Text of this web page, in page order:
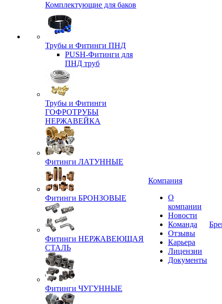
Комплектующие для баков
Трубы и Фитинги ПНД
PUSH-Фитинги для
ПНД труб
Трубы и Фитинги
ГОФРОТРУБЫ
НЕРЖАВЕЙКА
Фитинги ЛАТУННЫЕ
Фитинги БРОНЗОВЫЕ
Фитинги НЕРЖАВЕЮЩАЯ
СТАЛЬ
Фитинги ЧУГУННЫЕ
Компания
О
компании
Новости
Команда
Отзывы
Карьера
Лицензии
Документы